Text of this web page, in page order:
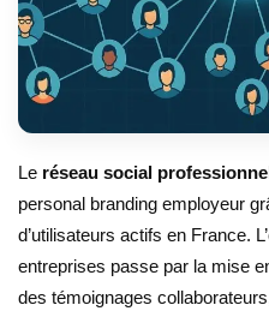
Le réseau social
personal branding employeur
d’utilisateurs actifs en France.
entreprises passe par la mise
des témoignages